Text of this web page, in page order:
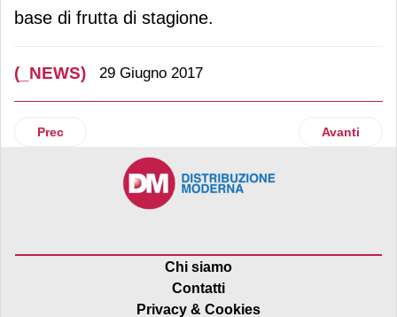
base di frutta di stagione.
(_NEWS) 29 Giugno 2017
Articolo precedente: Coop: Sugli scaffali le prime uova
Prec Articolo
Avanti
Chi siamo
Contatti
Privacy & Cookies